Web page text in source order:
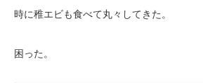
時に稚エビも食べて丸々してきた。
困った。